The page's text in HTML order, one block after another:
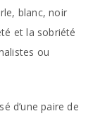
blanc, noir
et la sobriété
ou
d’une paire de